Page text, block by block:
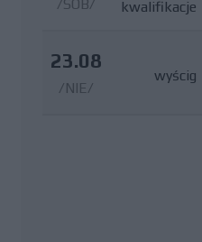
/SOB/
kwalifikacje
23.08
/NIE/
wyścig